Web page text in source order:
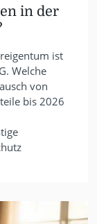
in der
ist
Welche
von
bis 2026